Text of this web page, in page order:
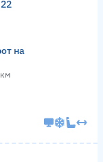
на